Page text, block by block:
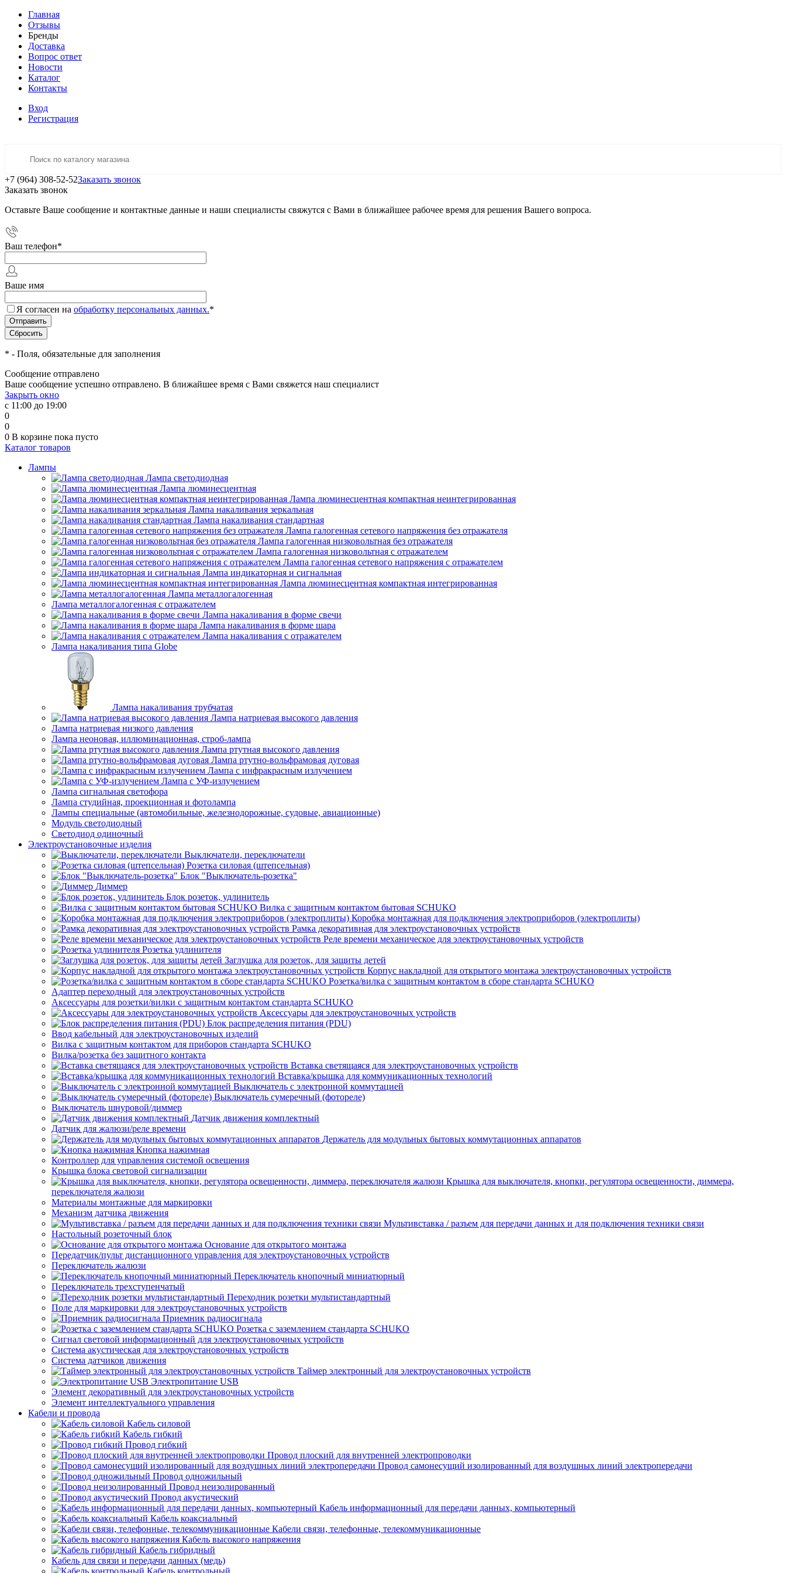
Главная
Отзывы
Бренды
Доставка
Вопрос ответ
Новости
Каталог
Контакты
Вход
Регистрация
+7 (964) 308-52-52Заказать звонок
Заказать звонок
Оставьте Ваше сообщение и контактные данные и наши специалисты свяжутся с Вами в ближайшее рабочее время для решения Вашего вопроса.
Ваш телефон*
Ваше имя
Я согласен на обработку персональных данных.*
* - Поля, обязательные для заполнения
Сообщение отправлено
Ваше сообщение успешно отправлено. В ближайшее время с Вами свяжется наш специалист
Закрыть окно
с 11:00 до 19:00
0
0
0 В корзине пока пусто
Каталог товаров
Лампы
Лампа светодиодная
Лампа люминесцентная
Лампа люминесцентная компактная неинтегрированная
Лампа накаливания зеркальная
Лампа накаливания стандартная
Лампа галогенная сетевого напряжения без отражателя
Лампа галогенная низковольтная без отражателя
Лампа галогенная низковольтная с отражателем
Лампа галогенная сетевого напряжения с отражателем
Лампа индикаторная и сигнальная
Лампа люминесцентная компактная интегрированная
Лампа металлогалогенная
Лампа металлогалогенная с отражателем
Лампа накаливания в форме свечи
Лампа накаливания в форме шара
Лампа накаливания с отражателем
Лампа накаливания типа Globe
Лампа накаливания трубчатая
Лампа натриевая высокого давления
Лампа натриевая низкого давления
Лампа неоновая, иллюминационная, строб-лампа
Лампа ртутная высокого давления
Лампа ртутно-вольфрамовая дуговая
Лампа с инфракрасным излучением
Лампа с УФ-излучением
Лампа сигнальная светофора
Лампа студийная, проекционная и фотолампа
Лампы специальные (автомобильные, железнодорожные, судовые, авиационные)
Модуль светодиодный
Светодиод одиночный
Электроустановочные изделия
Выключатели, переключатели
Розетка силовая (штепсельная)
Блок "Выключатель-розетка"
Диммер
Блок розеток, удлинитель
Вилка с защитным контактом бытовая SCHUKO
Коробка монтажная для подключения электроприборов (электроплиты)
Рамка декоративная для электроустановочных устройств
Реле времени механическое для электроустановочных устройств
Розетка удлинителя
Заглушка для розеток, для защиты детей
Корпус накладной для открытого монтажа электроустановочных устройств
Розетка/вилка с защитным контактом в сборе стандарта SCHUKO
Адаптер переходный для электроустановочных устройств
Аксессуары для розетки/вилки с защитным контактом стандарта SCHUKO
Аксессуары для электроустановочных устройств
Блок распределения питания (PDU)
Ввод кабельный для электроустановочных изделий
Вилка с защитным контактом для приборов стандарта SCHUKO
Вилка/розетка без защитного контакта
Вставка светящаяся для электроустановочных устройств
Вставка/крышка для коммуникационных технологий
Выключатель с электронной коммутацией
Выключатель сумеречный (фотореле)
Выключатель шнуровой/диммер
Датчик движения комплектный
Датчик для жалюзи/реле времени
Держатель для модульных бытовых коммутационных аппаратов
Кнопка нажимная
Контроллер для управления системой освещения
Крышка блока световой сигнализации
Крышка для выключателя, кнопки, регулятора освещенности, диммера,
переключателя жалюзи
Материалы монтажные для маркировки
Механизм датчика движения
Мультивставка / разъем для передачи данных и для подключения техники связи
Настольный розеточный блок
Основание для открытого монтажа
Передатчик/пульт дистанционного управления для электроустановочных устройств
Переключатель жалюзи
Переключатель кнопочный миниатюрный
Переключатель трехступенчатый
Переходник розетки мультистандартный
Поле для маркировки для электроустановочных устройств
Приемник радиосигнала
Розетка с заземлением стандарта SCHUKO
Сигнал световой информационный для электроустановочных устройств
Система акустическая для электроустановочных устройств
Система датчиков движения
Таймер электронный для электроустановочных устройств
Электропитание USB
Элемент декоративный для электроустановочных устройств
Элемент интеллектуального управления
Кабели и провода
Кабель силовой
Кабель гибкий
Провод гибкий
Провод плоский для внутренней электропроводки
Провод самонесущий изолированный для воздушных линий электропередачи
Провод одножильный
Провод неизолированный
Провод акустический
Кабель информационный для передачи данных, компьютерный
Кабель коаксиальный
Кабели связи, телефонные, телекоммуникационные
Кабель высокого напряжения
Кабель гибридный
Кабель для связи и передачи данных (медь)
Кабель контрольный